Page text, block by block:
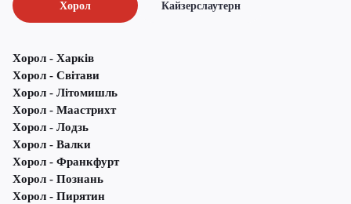
Хорол Кайзерслаутерн
Хорол - Харків
Хорол - Світави
Хорол - Літомишль
Хорол - Маастрихт
Хорол - Лодзь
Хорол - Валки
Хорол - Франкфурт
Хорол - Познань
Хорол - Пирятин